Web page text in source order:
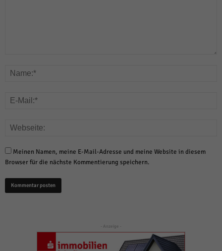
Meinen Namen, meine E-Mail-Adresse und meine Website in diesem
Browser für die nächste Kommentierung speichern.
- Anzeige -